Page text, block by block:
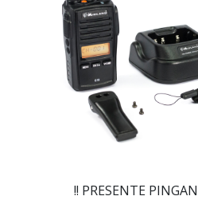
!! PRESENTE